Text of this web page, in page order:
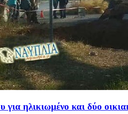
για ηλικιωμένο και δύο